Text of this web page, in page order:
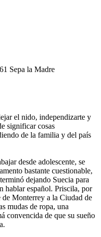
Sepa la Madre
el nido, independizarte y
significar cosas
de la familia y del país
desde adolescente, se
bastante cuestionable,
dejando Suecia para
hablar español. Priscila, por
Monterrey a la Ciudad de
mudas de ropa, una
convencida de que su sueño